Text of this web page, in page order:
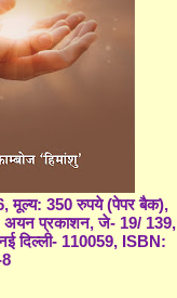
मूल्य: 350 रुपये (पेपर बैक),
अयन प्रकाशन, जे- 19/ 139,
नई दिल्ली- 110059, ISBN: